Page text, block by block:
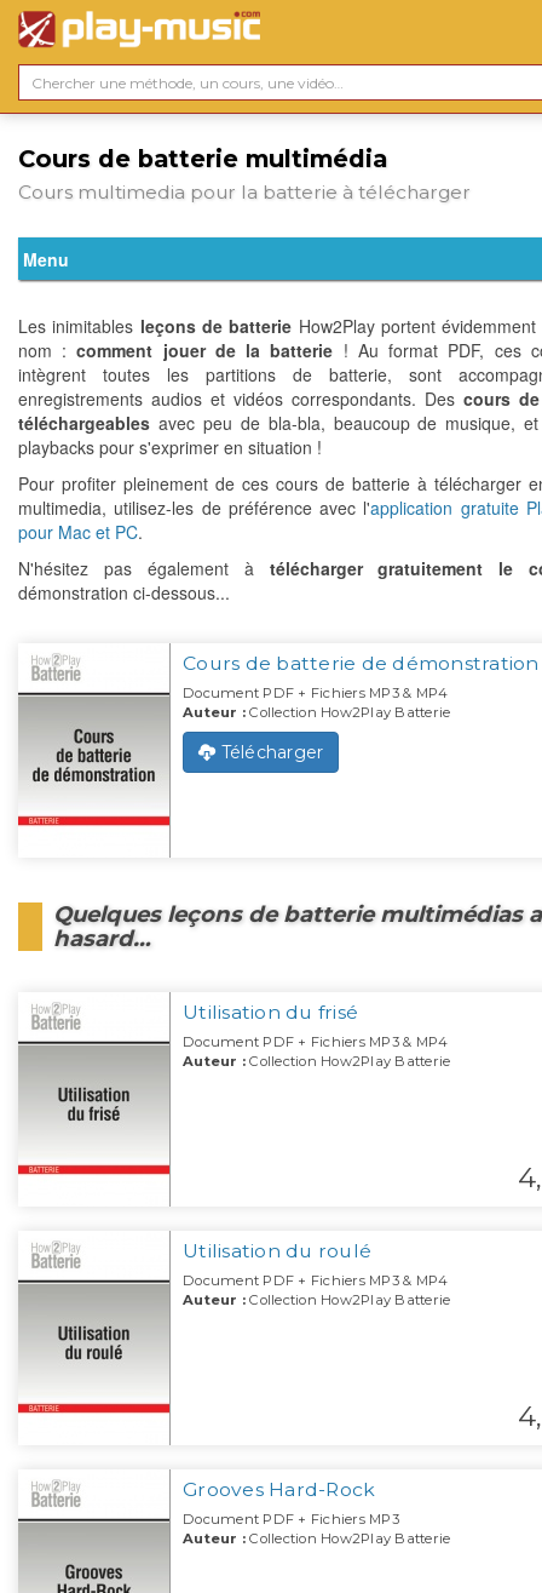
Cours de batterie multimédia
Cours multimedia pour la batterie à télécharger
Les inimitables leçons de batterie How2Play portent
nom :comment jouer de la batterie ! Au format PDF, ces
intègrent toutes les partitions de batterie, sont
enregistrements audios et vidéos correspondants. Des cours
téléchargeables avec peu de bla-bla, beaucoup de musique,
playbacks pour s'exprimer en situation !
Pour profiter pleinement de ces cours de batterie à télécharger
multimedia, utilisez-les de préférence avec l'application gratuite
pour Mac et PC.
N'hésitez pas également à télécharger gratuitement le
démonstration ci-dessous...
Cours de batterie de démonstration
Document PDF + Fichiers MP3 & MP4
Auteur : Collection How2Play Batterie
Télécharger
Quelques leçons de batterie multimédias
hasard…
Utilisation du frisé
Document PDF + Fichiers MP3 & MP4
Auteur : Collection How2Play Batterie
4,
Utilisation du roulé
Document PDF + Fichiers MP3 & MP4
Auteur : Collection How2Play Batterie
4,
Grooves Hard-Rock
Document PDF + Fichiers MP3
Auteur : Collection How2Play Batterie